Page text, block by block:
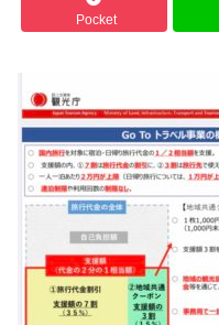
Pocket